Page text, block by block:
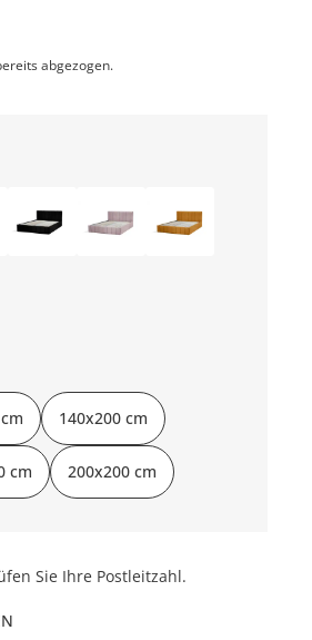
abgezogen.
140x200 cm
cm 200x200 cm
Sie Ihre Postleitzahl.